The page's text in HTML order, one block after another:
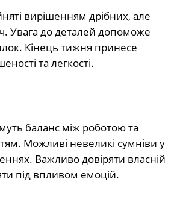
вирішенням дрібних, але
Увага до деталей допоможе
Кінець тижня принесе
та легкості.
баланс між роботою та
Можливі невеликі сумніви у
Важливо довіряти власній
під впливом емоцій.